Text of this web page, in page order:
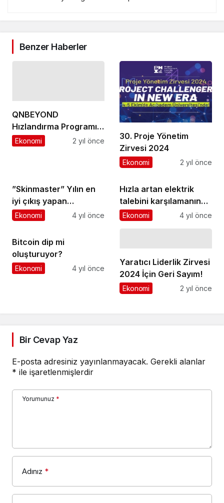
Benzer Haberler
QNBEYOND
Hızlandırma Programı
6.Dönem Başvuruları
Ekonomi 2 yıl önce
30. Proje Yönetim
Zirvesi 2024
Ekonomi 2 yıl önce
”Skinmaster” Yılın en
iyi çıkış yapan
Kozmetik Markası oldu!
Ekonomi 4 yıl önce
Hızla artan elektrik
talebini karşılamanın
yolu hücresel
Ekonomi 4 yıl önce
Bitcoin dip mi
oluşturuyor?
Ekonomi 4 yıl önce
Yaratıcı Liderlik Zirvesi
2024 İçin Geri Sayım!
Ekonomi 2 yıl önce
Bir Cevap Yaz
E-posta adresiniz yayınlanmayacak. Gerekli alanlar
* ile işaretlenmişlerdir
Yorumunuz *
Adınız *